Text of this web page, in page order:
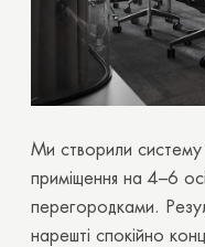
Ми створили систему
приміщення на 4–6
перегородками.
нарешті спокійно